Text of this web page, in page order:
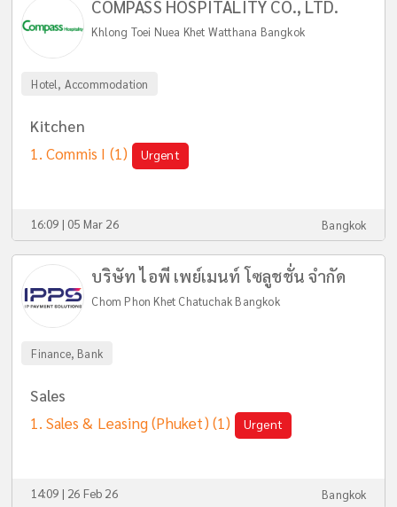
COMPASS HOSPITALITY CO., LTD.
Khlong Toei Nuea Khet Watthana Bangkok
Hotel, Accommodation
Kitchen
Commis I (1) Urgent
16:09 | 05 Mar 26 Bangkok
บริษัท ไอพี เพย์เมนท์ โซลูชชั่น จำกัด
Chom Phon Khet Chatuchak Bangkok
Finance, Bank
Sales
Sales & Leasing (Phuket) (1) Urgent
14:09 | 26 Feb 26 Bangkok